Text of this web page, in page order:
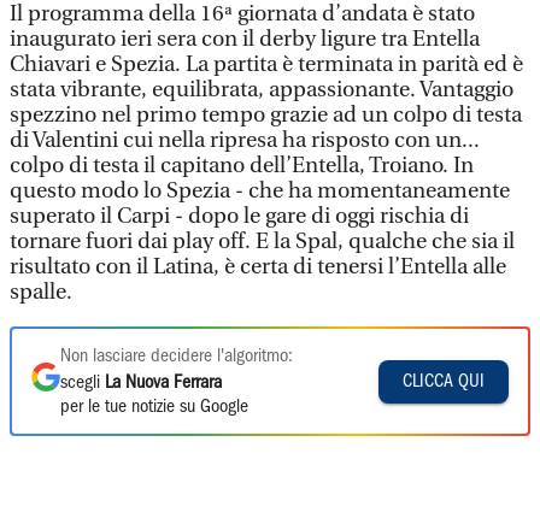
Il programma della 16ª giornata d’andata è stato
inaugurato ieri sera con il derby ligure tra Entella
Chiavari e Spezia. La partita è terminata in parità ed è
stata vibrante, equilibrata, appassionante. Vantaggio
spezzino nel primo tempo grazie ad un colpo di testa
di Valentini cui nella ripresa ha risposto con un...
colpo di testa il capitano dell’Entella, Troiano. In
questo modo lo Spezia - che ha momentaneamente
superato il Carpi - dopo le gare di oggi rischia di
tornare fuori dai play off. E la Spal, qualche che sia il
risultato con il Latina, è certa di tenersi l’Entella alle
spalle.
Non lasciare decidere l'algoritmo:
scegli La Nuova Ferrara
per le tue notizie su Google
CLICCA QUI